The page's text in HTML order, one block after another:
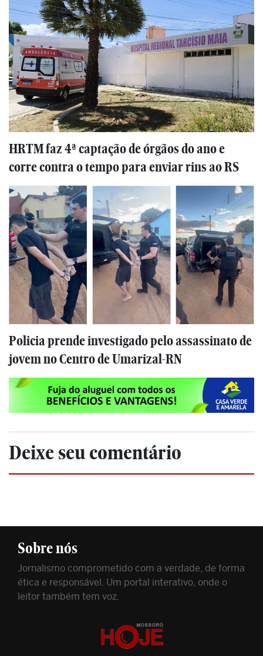
HRTM faz 4ª captação de órgãos do ano e
corre contra o tempo para enviar rins ao RS
Policia prende investigado pelo assassinato de
jovem no Centro de Umarizal-RN
Deixe seu comentário
Sobre nós
Jornalismo comprometido com a verdade, de forma
ética e responsável. Um portal interativo, onde o
leitor também tem voz.